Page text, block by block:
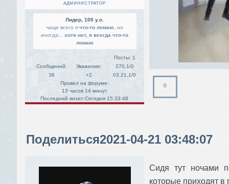
АДМИНИСТРАТОР
Лидер, 100 y.o.
чаще всего я что-то ломаю , но
иногда... хотя нет, я всегда что-то
ломаю
Сообщений:
38
Уважение:
+2
Посты: 1
270,1/0
03.21,1/0
Провел на форуме:
13 часов 14 минут
Последний визит:Сегодня 15:33:48
0
Поделиться2021-04-21 03:48:07
Сидя тут ночами
которые приходят в